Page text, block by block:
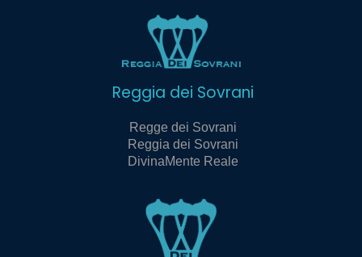
Reggia dei Sovrani
Regge dei Sovrani
Reggia dei Sovrani
DivinaMente Reale